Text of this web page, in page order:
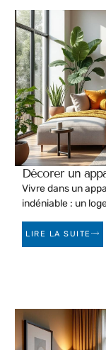
Décorer un
Vivre dans un
indéniable : un
LIRE LA SUITE